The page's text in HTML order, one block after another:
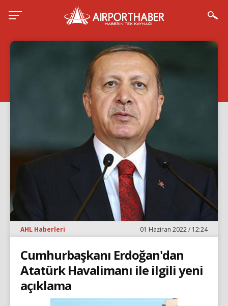
AHL Haberleri 01 Haziran 2022 / 12:24
Cumhurbaşkanı Erdoğan'dan
Atatürk Havalimanı ile ilgili yeni
açıklama